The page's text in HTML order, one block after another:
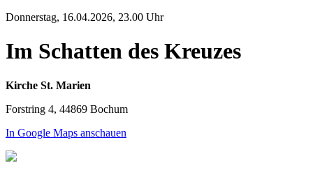
Donnerstag, 16.04.2026, 23.00 Uhr
Im Schatten des Kreuzes
Kirche St. Marien
Forstring 4, 44869 Bochum
In Google Maps anschauen